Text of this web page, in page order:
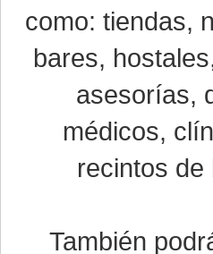
como: tiendas,
bares,
asesorías,
médicos,
recintos
También